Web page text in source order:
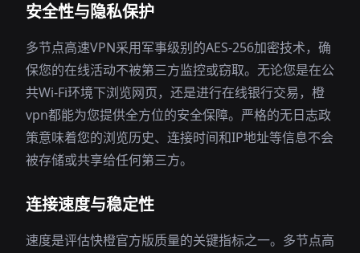
安全性与隐私保护
多节点高速VPN采用军事级别的AES-256加密技术，确
保您的在线活动不被第三方监控或窃取。无论您是在公
共Wi-Fi环境下浏览网页，还是进行在线银行交易，橙
vpn都能为您提供全方位的安全保障。严格的无日志政
策意味着您的浏览历史、连接时间和IP地址等信息不会
被存储或共享给任何第三方。
连接速度与稳定性
速度是评估快橙官方版质量的关键指标之一。多节点高